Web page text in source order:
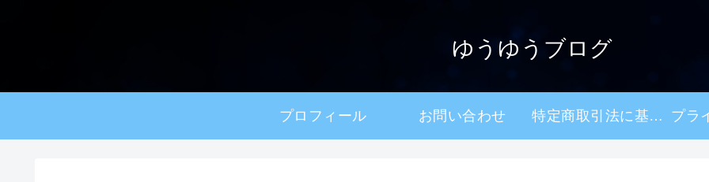
ゆうゆうブログ
プロフィール お問い合わせ 特定商取引法に基づく表記